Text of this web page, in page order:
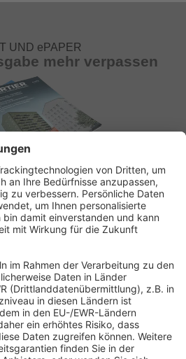
UND ePAPER
mehr verpassen
ANFORDERN
Probeheft anfordern